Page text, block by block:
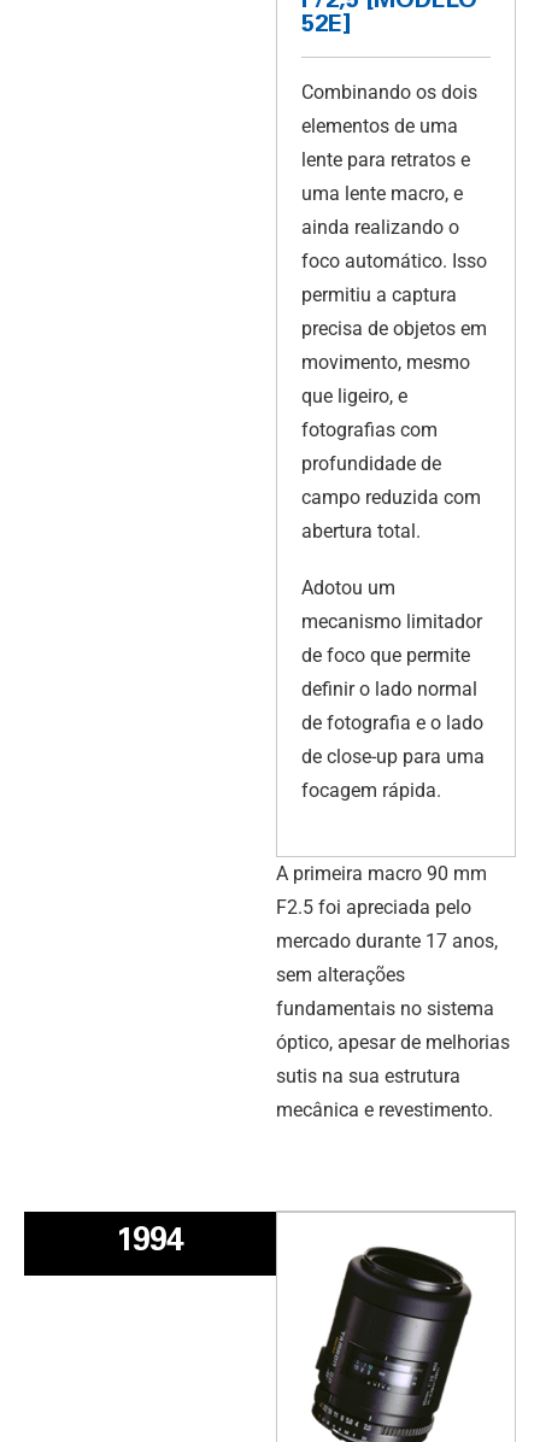
52E]
Combinando os dois
elementos de uma
lente para retratos e
uma lente macro, e
ainda realizando o
foco automático. Isso
permitiu a captura
precisa de objetos em
movimento, mesmo
que ligeiro, e
fotografias com
profundidade de
campo reduzida com
abertura total.
Adotou um
mecanismo limitador
de foco que permite
definir o lado normal
de fotografia e o lado
de close-up para uma
focagem rápida.
A primeira macro 90 mm
F2.5 foi apreciada pelo
mercado durante 17 anos,
sem alterações
fundamentais no sistema
óptico, apesar de melhorias
sutis na sua estrutura
mecânica e revestimento.
1994